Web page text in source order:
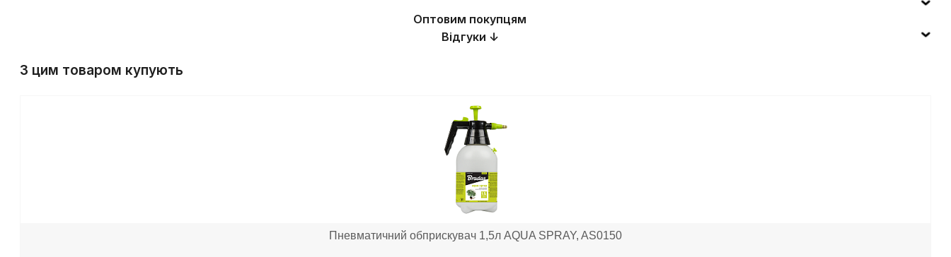
Оптовим покупцям
Відгуки ↓
З цим товаром купують
Пневматичний обприскувач 1,5л AQUA SPRAY, AS0150